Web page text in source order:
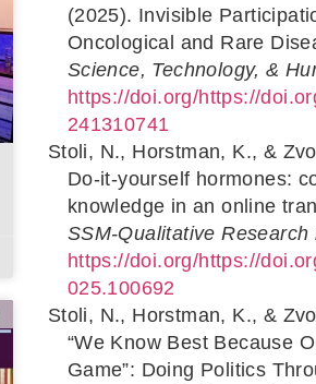
(2025). Invisible
Oncological and Rare
Science, Technology, &
https://doi.org/https://
241310741
Stoli, N., Horstman, K., &
Do-it-yourself hormones:
knowledge in an online
SSM-Qualitative Research
https://doi.org/https://
025.100692
Stoli, N., Horstman, K., &
“We Know Best Because
Game”: Doing Politics